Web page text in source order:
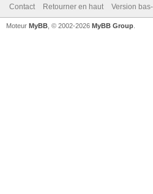
Contact Retourner en haut Version
Moteur MyBB , © 2002-2026 MyBB Group